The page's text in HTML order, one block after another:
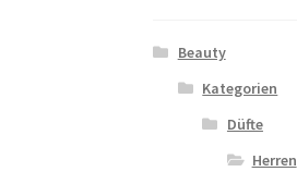
Beauty
Kategorien
Düfte
Herren